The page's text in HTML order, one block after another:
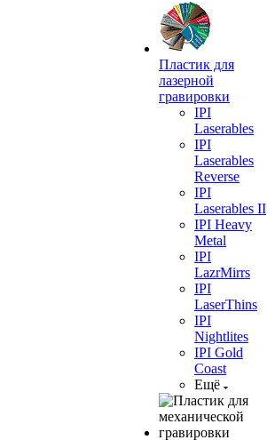
Пластик для
лазерной
гравировки
IPI
Laserables
IPI
Laserables
Reverse
IPI
Laserables II
IPI Heavy
Metal
IPI
LazrMirrs
IPI
LaserThins
IPI
Nightlites
IPI Gold
Coast
Ещё